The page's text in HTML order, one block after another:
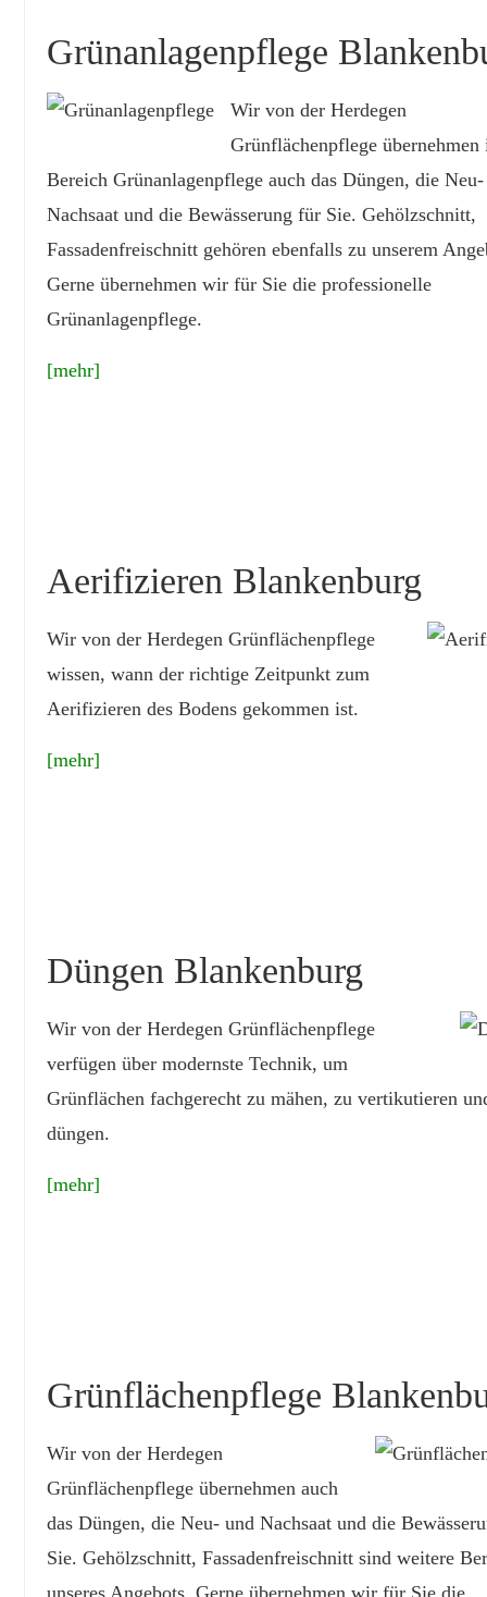
Grünanlagenpflege
Wir von der Herdegen
Grünflächenpflege übernehmen
Bereich Grünanlagenpflege auch das Düngen, die
Nachsaat und die Bewässerung für Sie. Gehölzschnitt,
Fassadenfreischnitt gehören ebenfalls zu unserem
Gerne übernehmen wir für Sie die professionelle
Grünanlagenpflege.
[mehr]
Aerifizieren Blankenburg
Wir von der Herdegen Grünflächenpflege
wissen, wann der richtige Zeitpunkt zum
Aerifizieren des Bodens gekommen ist.
[mehr]
Düngen Blankenburg
Wir von der Herdegen Grünflächenpflege
verfügen über modernste Technik, um
Grünflächen fachgerecht zu mähen, zu vertikutieren
düngen.
[mehr]
Grünflächenpflege
Wir von der Herdegen
Grünflächenpflege übernehmen auch
das Düngen, die Neu- und Nachsaat und die
Sie. Gehölzschnitt, Fassadenfreischnitt sind weitere
unseres Angebots. Gerne übernehmen wir für Sie die